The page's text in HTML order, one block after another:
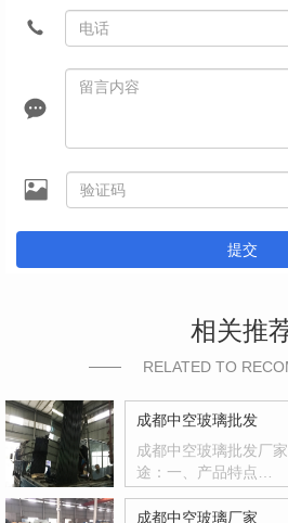
提交
相关推
RELATED TO
成都中空玻璃批发
成都中空玻璃批发厂
途：一、产品特点…
成都中空玻璃厂家